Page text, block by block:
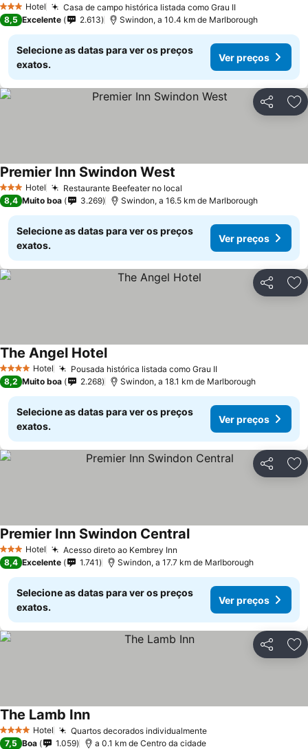
3 EstrelasHotel Casa de campo histórica listada como Grau IIVer preços
8,5 Excelente 2.613 Swindon, a 10.4 km de Marlborough
Selecione as datas para ver os preços
exatos.
Ver preços
Partilhar
3 EstrelasHotel Restaurante Beefeater no local
Premier Inn Swindon West
8,4 Muito boa 3.269 Swindon, a 16.5 km de Marlborough
Selecione as datas para ver os preços
exatos.
Ver preços
Partilhar
4 EstrelasHotel Pousada histórica listada como Grau IIVer preços
The Angel HotelVer preços
8,2 Muito boa 2.268 Swindon, a 18.1 km de Marlborough
Selecione as datas para ver os preços
exatos.
Ver preços
Partilhar
3 EstrelasHotel Acesso direto ao Kembrey Inn
Premier Inn Swindon CentralVer preços
8,4 Excelente 1.741 Swindon, a 17.7 km de Marlborough
Selecione as datas para ver os preços
exatos.
Ver preços
Partilhar
4 EstrelasHotel Quartos decorados individualmenteVer preços
The Lamb InnVer preços
7,5 Boa 1.059 a 0.1 km de Centro da cidade